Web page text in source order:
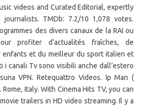
videos and Curated Editorial, expertly
TMDb: 7.2/10 1,078 votes.
des divers canaux de la RAI ou
profiter d’actualités fraîches, de
enfants et du meilleur du sport italien et
i canali Tv sono visibili anche dall’estero
VPN. Retequattro Videos. Ip Man (
Rome, Italy. With Cinema Hits TV, you can
trailers in HD video streaming. Il y a